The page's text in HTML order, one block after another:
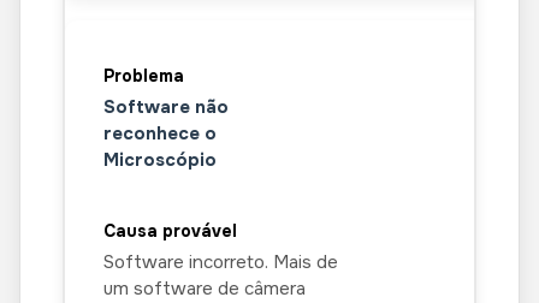
Software não
reconhece o
Microscópio
Software incorreto. Mais de
um software de câmera